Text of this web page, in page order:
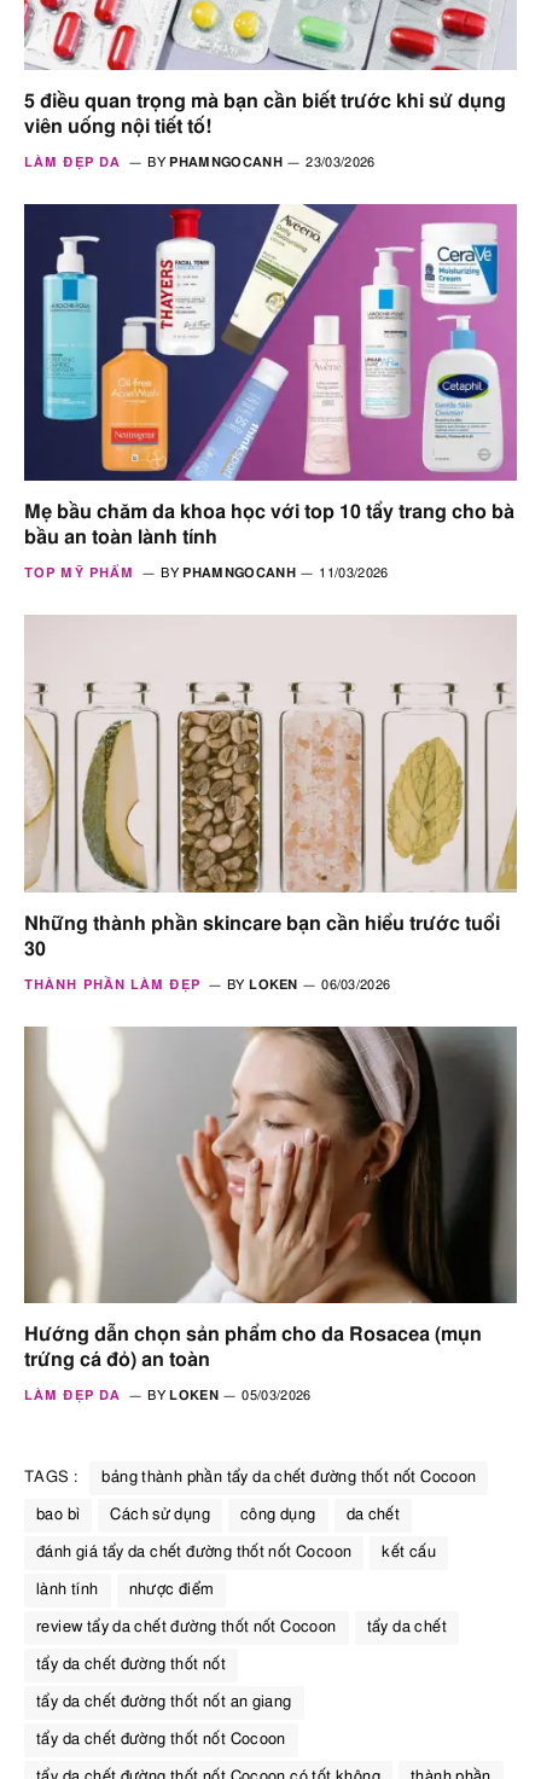
5 điều quan trọng mà bạn cần biết trước khi sử dụng
viên uống nội tiết tố!
LÀM ĐẸP DA BY PHAMNGOCANH 23/03/2026
Mẹ bầu chăm da khoa học với top 10 tẩy trang cho bà
bầu an toàn lành tính
TOP MỸ PHẨM BY PHAMNGOCANH 11/03/2026
Những thành phần skincare bạn cần hiểu trước tuổi
30
THÀNH PHẦN LÀM ĐẸP BY LOKEN 06/03/2026
Hướng dẫn chọn sản phẩm cho da Rosacea (mụn
trứng cá đỏ) an toàn
LÀM ĐẸP DA BY LOKEN 05/03/2026
TAGS : bảng thành phần tẩy da chết đường thốt nốt Cocoon
bao bì Cách sử dụng công dụng da chết
đánh giá tẩy da chết đường thốt nốt Cocoon kết cấu
lành tính nhược điểm
review tẩy da chết đường thốt nốt Cocoon tẩy da chết
tẩy da chết đường thốt nốt
tẩy da chết đường thốt nốt an giang
tẩy da chết đường thốt nốt Cocoon